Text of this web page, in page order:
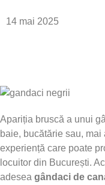
14 mai 2025
Apariția bruscă a unui
baie, bucătărie sau,
experiență care poate
locuitor din București.
adesea gândaci de